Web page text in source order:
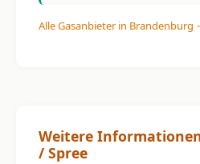
Alle Gasanbieter in Brandenburg
Weitere
/ Spree